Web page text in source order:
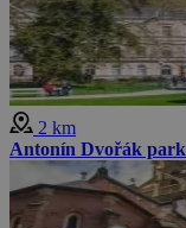
2 km
Antonín Dvořák park